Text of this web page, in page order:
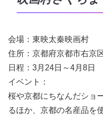
会場：東映太秦映画村
住所：京都府京都市右京
日程：3月24日～4月8日
イベント：
桜や京都にちなんだショ
るほか、京都の名産品を